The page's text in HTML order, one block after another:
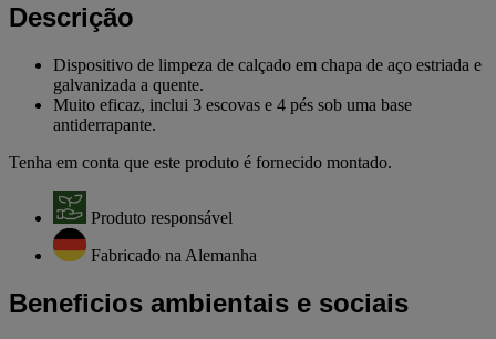
Descrição
Dispositivo de limpeza de calçado em chapa de aço estriada e
galvanizada a quente.
Muito eficaz, inclui 3 escovas e 4 pés sob uma base
antiderrapante.
Tenha em conta que este produto é fornecido montado.
Produto responsável
Fabricado na Alemanha
Beneficios ambientais e sociais